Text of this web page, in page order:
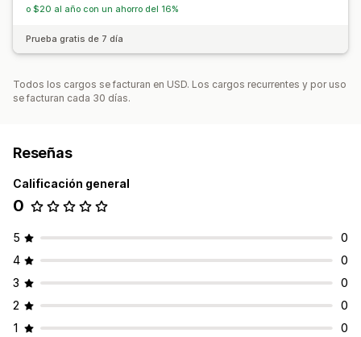
o $20 al año con un ahorro del 16%
Prueba gratis de 7 día
Todos los cargos se facturan en USD. Los cargos recurrentes y por uso
se facturan cada 30 días.
Reseñas
Calificación general
0
5
0
4
0
3
0
2
0
1
0